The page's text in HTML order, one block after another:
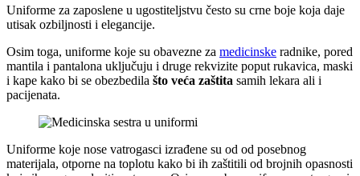
Uniforme za zaposlene u ugostiteljstvu često su crne boje koja daje
utisak ozbiljnosti i elegancije.
Osim toga, uniforme koje su obavezne za medicinske radnike, pored
mantila i pantalona uključuju i druge rekvizite poput rukavica, maski
i kape kako bi se obezbedila što veća zaštita samih lekara ali i
pacijenata.
Uniforme koje nose vatrogasci izrađene su od od posebnog
materijala, otporne na toplotu kako bi ih zaštitili od brojnih opasnosti